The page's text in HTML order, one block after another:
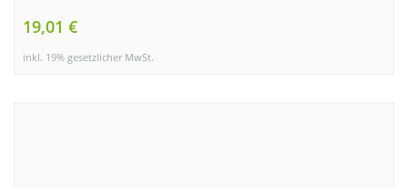
19,01 €
inkl. 19% gesetzlicher MwSt.